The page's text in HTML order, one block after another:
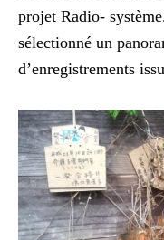
projet Radio-
sélectionné un
d’enregistrements